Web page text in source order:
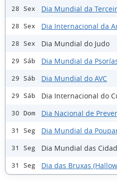
28 Sex Dia Mundial da
28 Sex Dia Internacional da
28 Sex Dia Mundial do Judo
29 Sáb Dia Mundial da
29 Sáb Dia Mundial do AVC
29 Sáb Dia Internacional do
30 Dom Dia Nacional de
31 Seg Dia Mundial da
31 Seg Dia Mundial das
31 Seg Dia das Bruxas